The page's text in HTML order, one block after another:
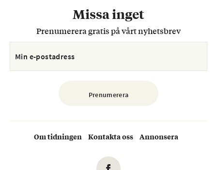
Missa inget
Prenumerera gratis på vårt nyhetsbrev
Om tidningen Kontakta oss Annonsera